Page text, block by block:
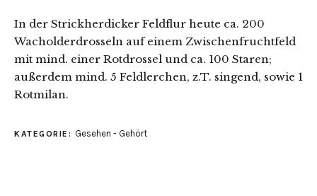
In der Strickherdicker Feldflur heute ca. 200
Wacholderdrosseln auf einem Zwischenfruchtfeld
mit mind. einer Rotdrossel und ca. 100 Staren;
außerdem mind. 5 Feldlerchen, z.T. singend, sowie 1
Rotmilan.
KATEGORIE: Gesehen - Gehört